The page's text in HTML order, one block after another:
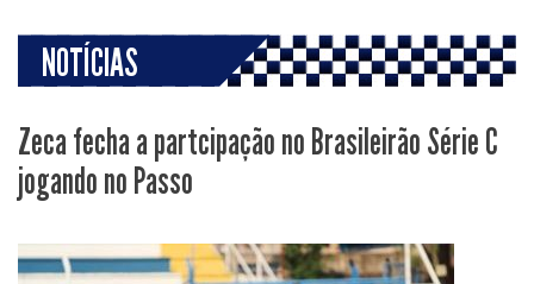
NOTÍCIAS
Zeca fecha a partcipação no Brasileirão Série C
jogando no Passo